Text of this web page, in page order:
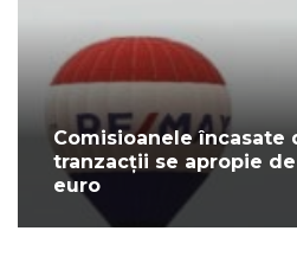
Comisioanele încasate
tranzacții se apropie
euro